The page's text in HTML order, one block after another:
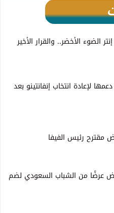
الضوء الأخضر.. والقرار الأخير
لإعادة انتخاب إنفانتينو بعد
مقترح رئيس الفيفا
عرضًا من الشباب السعودي لضم